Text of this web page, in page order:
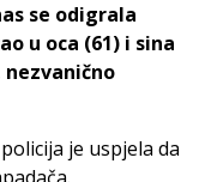
se odigrala
u oca (61) i sina
je uspjela da